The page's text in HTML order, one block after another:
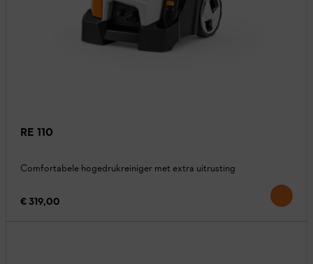
RE 110
Comfortabele hogedrukreiniger met extra uitrusting
€ 319,00